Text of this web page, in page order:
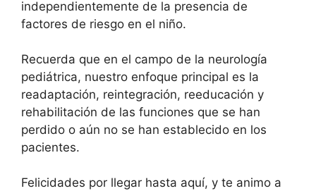
independientemente de la presencia de
factores de riesgo en el niño.
Recuerda que en el campo de la neurología
pediátrica, nuestro enfoque principal es la
readaptación, reintegración, reeducación y
rehabilitación de las funciones que se han
perdido o aún no se han establecido en los
pacientes.
Felicidades por llegar hasta aquí, y te animo a